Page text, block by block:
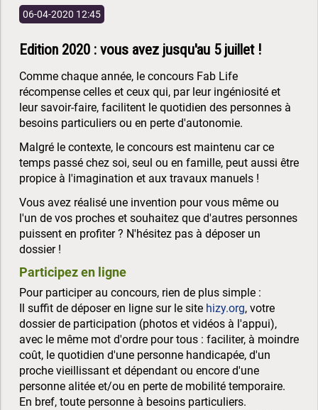
06-04-2020 12:45
Edition 2020 : vous avez jusqu'au 5 juillet !
Comme chaque année, le concours Fab Life
récompense celles et ceux qui, par leur ingéniosité et
leur savoir-faire, facilitent le quotidien des personnes à
besoins particuliers ou en perte d'autonomie.
Malgré le contexte, le concours est maintenu car ce
temps passé chez soi, seul ou en famille, peut aussi être
propice à l'imagination et aux travaux manuels !
Vous avez réalisé une invention pour vous même ou
l'un de vos proches et souhaitez que d'autres personnes
puissent en profiter ? N'hésitez pas à déposer un
dossier !
Participez en ligne
Pour participer au concours, rien de plus simple :
Il suffit de déposer en ligne sur le site hizy.org, votre
dossier de participation (photos et vidéos à l'appui),
avec le même mot d'ordre pour tous : faciliter, à moindre
coût, le quotidien d'une personne handicapée, d'un
proche vieillissant et dépendant ou encore d'une
personne alitée et/ou en perte de mobilité temporaire.
En bref, toute personne à besoins particuliers.